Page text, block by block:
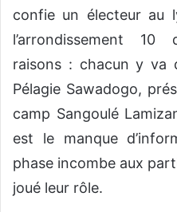
confie un électeur au
l’arrondissement 10
raisons : chacun y va
Pélagie Sawadogo,
camp Sangoulé
est le manque
phase incombe aux
joué leur rôle.